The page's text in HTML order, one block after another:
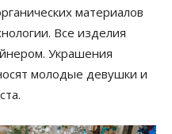
материалов
Все изделия
Украшения
молодые девушки и